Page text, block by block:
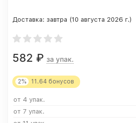
Доставка: завтра (10 августа 2026 г.)
582 ₽ за упак.
2% 11.64 бонусов
от 4 упак.
от 7 упак.